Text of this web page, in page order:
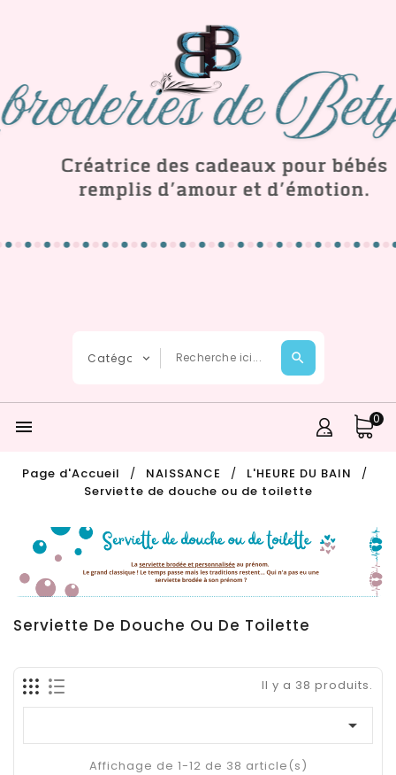
 0
Page d'Accueil NAISSANCE
L'HEURE DU BAIN
Serviette de douche ou de toilette
Serviette De Douche Ou De Toilette
Il y a 38 produits.

Affichage de 1-12 de 38 article(s)